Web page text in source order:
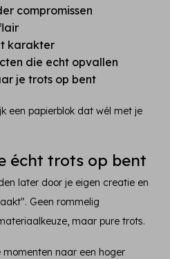
compromissen
karakter
die echt opvallen
je trots op bent
een papierblok dat wél met je
écht trots op bent
later door je eigen creatie en
Geen rommelig
maar pure trots.
naar een hoger